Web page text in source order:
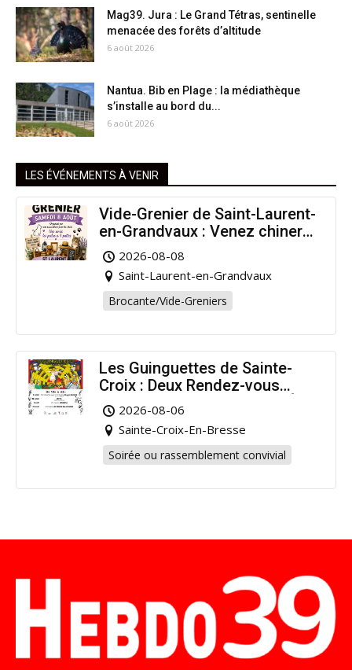
Mag39. Jura : Le Grand Tétras, sentinelle
menacée des forêts d’altitude
6 août 2026
Nantua. Bib en Plage : la médiathèque
s’installe au bord du...
6 août 2026
LES ÉVÉNEMENTS À VENIR
Vide-Grenier de Saint-Laurent-
en-Grandvaux : Venez chiner
pour la bonne cause !
2026-08-08
Saint-Laurent-en-Grandvaux
Brocante/Vide-Greniers
Les Guinguettes de Sainte-
Croix : Deux Rendez-vous
Dansants pour Prolonger l’Été
!
2026-08-06
Sainte-Croix-En-Bresse
Soirée ou rassemblement convivial